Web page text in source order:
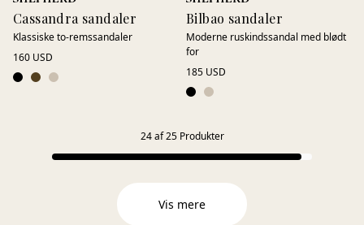
Cassandra sandaler
Klassiske to-remssandaler
160 USD
Bilbao sandaler
Moderne ruskindssandal med blødt
for
185 USD
24 af 25 Produkter
Vis mere